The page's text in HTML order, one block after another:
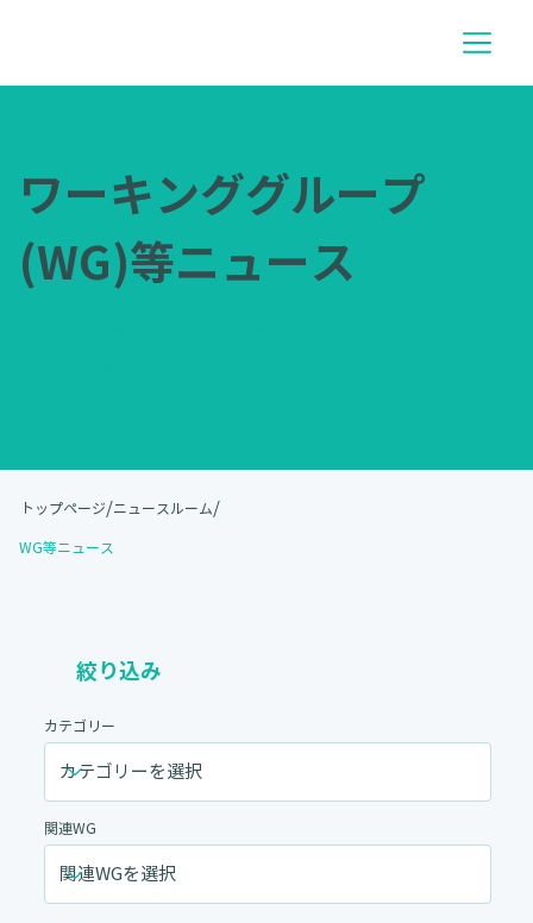
ワーキンググループ
(WG)等ニュース
トップページ /ニュースルーム /
WG等ニュース
絞り込み
カテゴリー
関連WG